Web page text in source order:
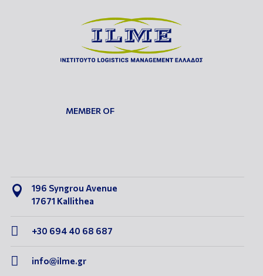
MEMBER OF

196 Syngrou Avenue
17671 Kallithea
 +30 694 40 68 687
 info@ilme.gr